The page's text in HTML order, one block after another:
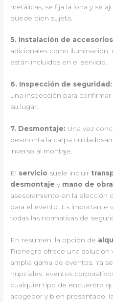
metálicas, se fija la lona y se
quede bien sujeta.
5. Instalación de accesorios
adicionales como iluminación,
están incluidos en el servicio.
6. Inspección de seguridad :
una inspección para
su lugar.
7. Desmontaje: Una vez
desmonta la carpa
inverso al montaje.
El servicio suele incluir
desmontaje y mano de
asesoramiento en la elección
para el evento. Es importante
todas las normativas de
En resumen, la opción de
Rionegro ofrece una solución
amplia gama de eventos. Ya
nupciales, eventos
cualquier tipo de encuentro
acogedor y bien presentado,